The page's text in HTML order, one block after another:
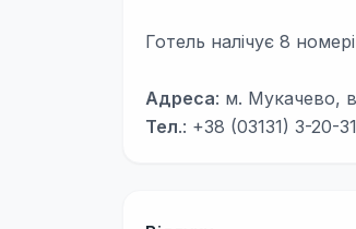
Готель налічує 8
Адреса: м. Мукачево,
Тел.: +38 (03131) 3-20-